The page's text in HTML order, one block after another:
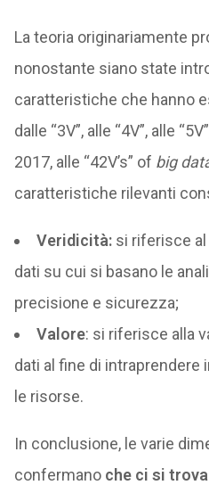
La teoria originariamente
nonostante siano state
caratteristiche che hanno
dalle “3V”, alle “4V”, alle
2017, alle “42V’s” of big
caratteristiche rilevanti
Veridicità:si riferisce al
dati su cui si basano le
precisione e sicurezza;
Valore: si riferisce alla
dati al fine di
le risorse.
In conclusione, le varie
confermano che ci si